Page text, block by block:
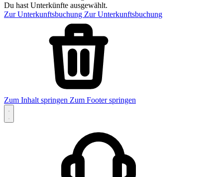
Du hast Unterkünfte ausgewählt.
Zur Unterkunftsbuchung Zur Unterkunftsbuchung
Zum Inhalt springen Zum Footer springen